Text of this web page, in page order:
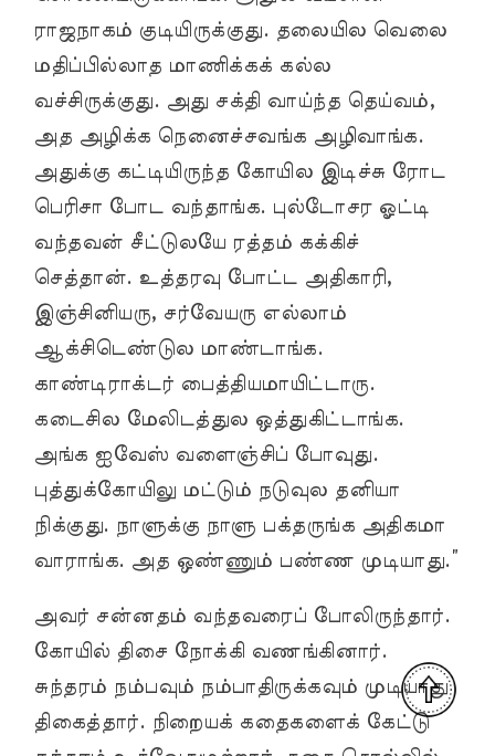
ராஜநாகம் குடியிருக்குது. தலையில வெலை
மதிப்பில்லாத மாணிக்கக் கல்ல
வச்சிருக்குது. அது சக்தி வாய்ந்த தெய்வம்,
அத அழிக்க நெனைச்சவங்க அழிவாங்க.
அதுக்கு கட்டியிருந்த கோயில இடிச்சு ரோட
பெரிசா போட வந்தாங்க. புல்டோசர ஓட்டி
வந்தவன் சீட்டுலயே ரத்தம் கக்கிச்
செத்தான். உத்தரவு போட்ட அதிகாரி,
இஞ்சினியரு, சர்வேயரு எல்லாம்
ஆக்சிடெண்டுல மாண்டாங்க.
காண்டிராக்டர் பைத்தியமாயிட்டாரு.
கடைசில மேலிடத்துல ஒத்துகிட்டாங்க.
அங்க ஐவேஸ் வளைஞ்சிப் போவுது.
புத்துக்கோயிலு மட்டும் நடுவுல தனியா
நிக்குது. நாளுக்கு நாளு பக்தருங்க அதிகமா
வாராங்க. அத ஒண்ணும் பண்ண முடியாது.”
அவர் சன்னதம் வந்தவரைப் போலிருந்தார்.
கோயில் திசை நோக்கி வணங்கினார்.
சுந்தரம் நம்பவும் நம்பாதிருக்கவும் முடியாது
திகைத்தார். நிறையக் கதைகளைக் கேட்டு